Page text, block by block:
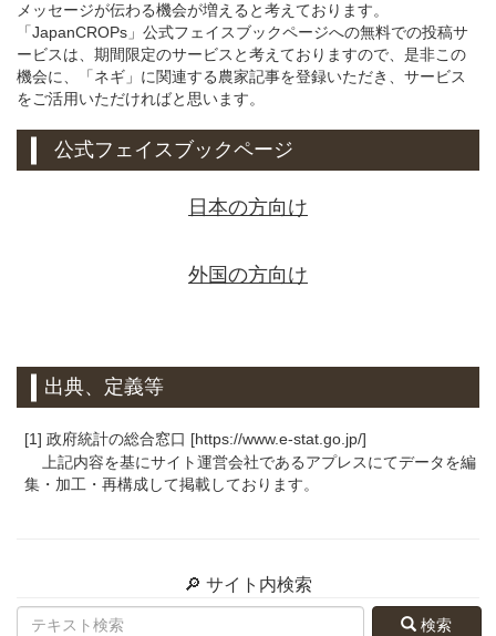
メッセージが伝わる機会が増えると考えております。
「JapanCROPs」公式フェイスブックページへの無料での投稿サ
ービスは、期間限定のサービスと考えておりますので、是非この
機会に、「ネギ」に関連する農家記事を登録いただき、サービス
をご活用いただければと思います。
公式フェイスブックページ
日本の方向け
外国の方向け
出典、定義等
[1] 政府統計の総合窓口 [https://www.e-stat.go.jp/]
上記内容を基にサイト運営会社であるアプレスにてデータを編
集・加工・再構成して掲載しております。
🔎 サイト内検索
検索